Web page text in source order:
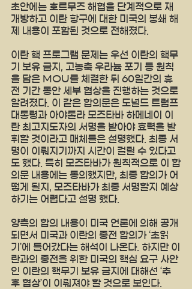
초안에는 호르무즈 해협을 단계적으로 재
개방하고 이란 항구에 대한 미국의 봉쇄 해
제 내용이 포함된 것으로 전해졌다.
이란 핵 프로그램 문제는 우선 이란의 핵무
기 보유 금지, 고농축 우라늄 포기 등 원칙
을 담은 MOU를 체결한 뒤 60일간의 휴
전 기간 동안 세부 협상을 진행하는 것으로
알려졌다. 이 같은 합의문은 도널드 트럼프
대통령과 아야톨라 모즈타바 하메네이 이
란 최고지도자의 서명을 받아야 효력을 발
휘할 것이라고 매체들은 설명했다. 최종 서
명이 이뤄지기까지 시간이 걸릴 수 있다고
도 했다. 특히 모즈타바가 원칙적으로 이 합
의문 내용에는 동의했지만, 최종 합의가 어
떻게 될지, 모즈타바가 최종 서명할지 예상
하기는 어렵다고 설명 했다.
양측의 합의 내용이 미국 언론에 의해 공개
되면서 미국과 이란의 종전 합의가 ‘초읽
기’에 들어갔다는 해석이 나온다. 하지만 이
란과의 종전을 위한 미국의 핵심 요구 사안
인 이란의 핵무기 보유 금지에 대해선 ‘추
후 협상’이 이뤄져야 할 것으로 보인다.